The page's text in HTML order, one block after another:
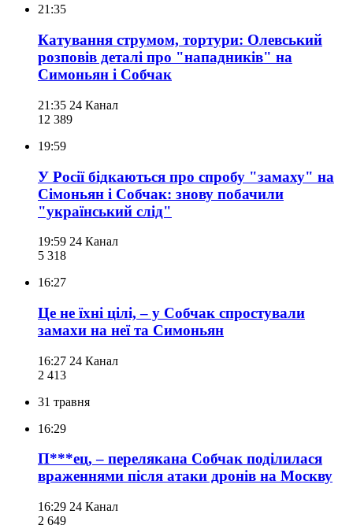
21:35
Катування струмом, тортури: Олевський
розповів деталі про "нападників" на
Симоньян і Собчак
21:35 24 Канал
12 389
19:59
У Росії бідкаються про спробу "замаху" на
Сімоньян і Собчак: знову побачили
"український слід"
19:59 24 Канал
5 318
16:27
Це не їхні цілі, – у Собчак спростували
замахи на неї та Симоньян
16:27 24 Канал
2 413
31 травня
16:29
П***ец, – перелякана Собчак поділилася
враженнями після атаки дронів на Москву
16:29 24 Канал
2 649